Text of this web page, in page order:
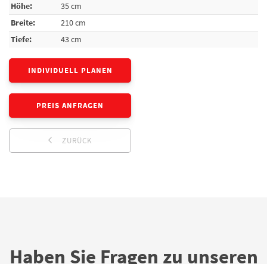
Höhe:
35 cm
Breite:
210 cm
Tiefe:
43 cm
INDIVIDUELL PLANEN
PREIS ANFRAGEN
ZURÜCK
Haben Sie Fragen zu unseren